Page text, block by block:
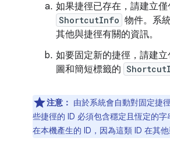
如果捷徑已存在，請建立
ShortcutInfo 物件。系
其他與捷徑有關的資訊。
如要固定新的捷徑，請建
圖和簡短標籤的
注意： 由於系統會自動對固定捷
些捷徑的 ID 必須包含穩定且恆定的
在本機產生的 ID，因為這類 ID 在其他